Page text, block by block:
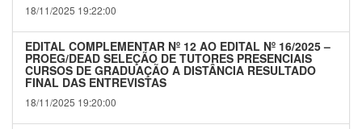
18/11/2025 19:22:00
EDITAL COMPLEMENTAR Nº 12 AO EDITAL Nº 16/2025 –
PROEG/DEAD SELEÇÃO DE TUTORES PRESENCIAIS
CURSOS DE GRADUAÇÃO A DISTÂNCIA RESULTADO
FINAL DAS ENTREVISTAS
18/11/2025 19:20:00